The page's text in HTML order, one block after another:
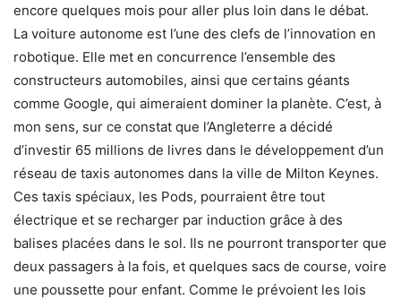
encore quelques mois pour aller plus loin dans le débat.
La voiture autonome est l’une des clefs de l’innovation en
robotique. Elle met en concurrence l’ensemble des
constructeurs automobiles, ainsi que certains géants
comme Google, qui aimeraient dominer la planète. C’est, à
mon sens, sur ce constat que l’Angleterre a décidé
d’investir 65 millions de livres dans le développement d’un
réseau de taxis autonomes dans la ville de Milton Keynes.
Ces taxis spéciaux, les Pods, pourraient être tout
électrique et se recharger par induction grâce à des
balises placées dans le sol. Ils ne pourront transporter que
deux passagers à la fois, et quelques sacs de course, voire
une poussette pour enfant. Comme le prévoient les lois